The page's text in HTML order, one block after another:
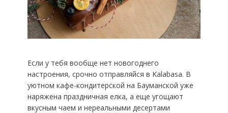
Если у тебя вообще нет новогоднего
настроения, срочно отправляйся в Kalabasa. В
уютном кафе-кондитерской на Бауманской уже
наряжена праздничная елка, а еще угощают
вкусным чаем и нереальными десертами